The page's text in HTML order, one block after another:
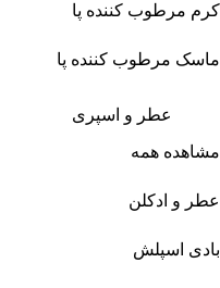
کرم مرطوب کننده پا
ماسک مرطوب کننده پا
عطر و اسپری
مشاهده همه
عطر و ادکلن
بادی اسپلش